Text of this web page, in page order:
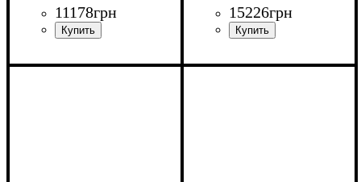
11178грн
Длина: 110 см
15226грн
Длина - 160 (+60) см